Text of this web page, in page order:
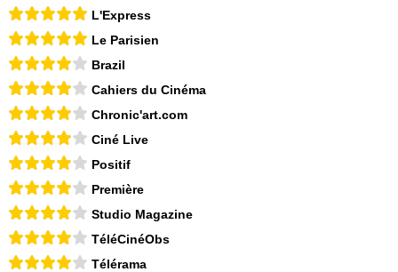
L'Express
Le Parisien
Brazil
Cahiers du Cinéma
Chronic'art.com
Ciné Live
Positif
Première
Studio Magazine
TéléCinéObs
Télérama